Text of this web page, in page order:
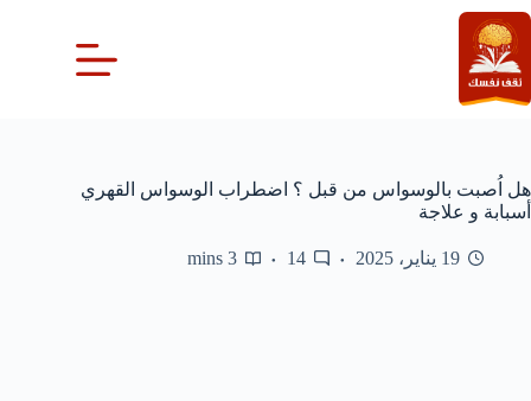
التجاوز
إلى
المحتوى
هل اُصبت بالوسواس من قبل ؟ اضطراب الوسواس القهري
أسبابة و علاجة
19 يناير، 2025 14
3 mins